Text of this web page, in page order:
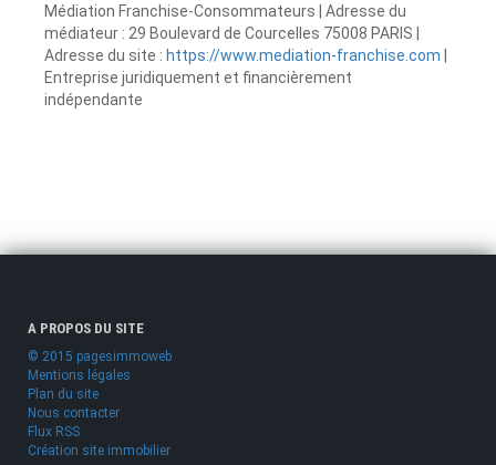
Médiation Franchise-Consommateurs | Adresse du
médiateur : 29 Boulevard de Courcelles 75008 PARIS |
Adresse du site : https://www.mediation-franchise.com
Entreprise juridiquement et financièrement
indépendante
A PROPOS DU SITE
© 2015 pagesimmoweb
Mentions légales
Plan du site
Nous contacter
Flux RSS
Création site immobilier